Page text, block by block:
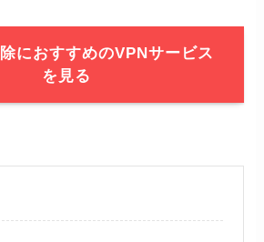
におすすめのVPNサービス
を見る